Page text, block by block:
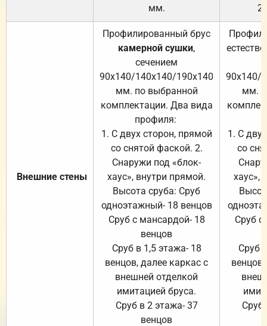
мм.
Внешние стены
Профилированный брус
камерной сушки,
сечением
90х140/140х140/190х140
мм. по выбранной
комплектации. Два вида
профиля:
1. С двух сторон, прямой
со снятой фаской. 2.
Снаружи под «блок-
хаус», внутри прямой.
Высота сруба: Сруб
одноэтажный- 18 венцов
Сруб с мансардой- 18
венцов
Сруб в 1,5 этажа- 18
венцов, далее каркас с
внешней отделкой
имитацией бруса.
Сруб в 2 этажа- 37
венцов
90х140/
мм.
1. С
со
хаус»,
Сруб с
Сруб
Сруб